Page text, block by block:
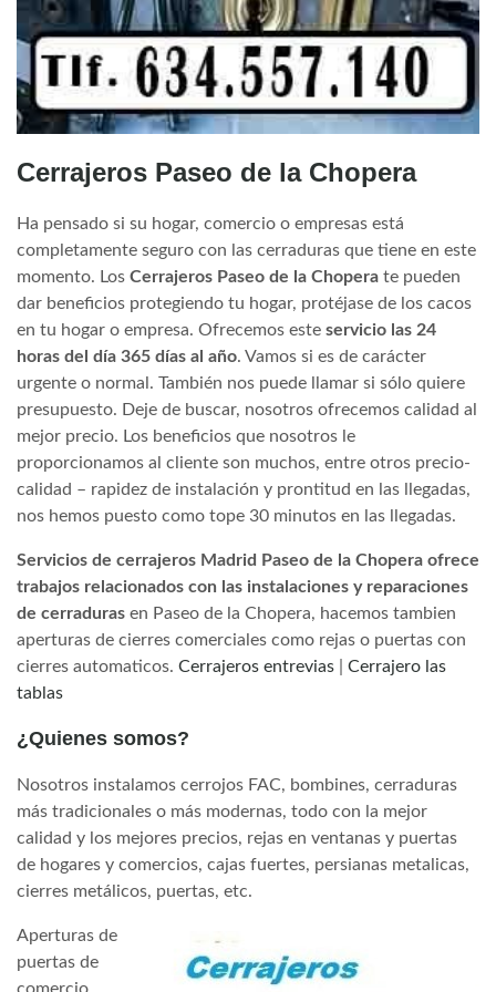
Cerrajeros Paseo de la Chopera
Ha pensado si su hogar, comercio o empresas está
completamente seguro con las cerraduras que tiene en este
momento. Los Cerrajeros Paseo de la Chopera te pueden
dar beneficios protegiendo tu hogar, protéjase de los cacos
en tu hogar o empresa. Ofrecemos este servicio las 24
horas del día 365 días al año. Vamos si es de carácter
urgente o normal. También nos puede llamar si sólo quiere
presupuesto. Deje de buscar, nosotros ofrecemos calidad al
mejor precio. Los beneficios que nosotros le
proporcionamos al cliente son muchos, entre otros precio-
calidad – rapidez de instalación y prontitud en las llegadas,
nos hemos puesto como tope 30 minutos en las llegadas.
Servicios de cerrajeros Madrid Paseo de la Chopera ofrece
trabajos relacionados con las instalaciones y reparaciones
de cerraduras en Paseo de la Chopera, hacemos tambien
aperturas de cierres comerciales como rejas o puertas con
cierres automaticos. Cerrajeros entrevias
Cerrajero las
tablas
¿Quienes somos?
Nosotros instalamos cerrojos FAC, bombines, cerraduras
más tradicionales o más modernas, todo con la mejor
calidad y los mejores precios, rejas en ventanas y puertas
de hogares y comercios, cajas fuertes, persianas metalicas,
cierres metálicos, puertas, etc.
Aperturas de
puertas de